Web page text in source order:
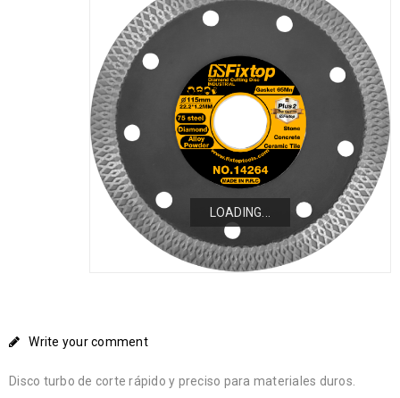
LOADING...
LOADING...
LOADING...
Write your comment
Disco turbo de corte rápido y preciso para materiales duros.